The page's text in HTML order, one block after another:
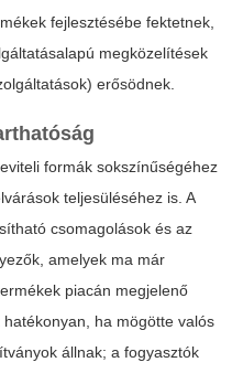
fejlesztésébe fektetnek,
megközelítések
erősödnek.
formák sokszínűségéhez
teljesüléséhez is. A
csomagolások és az
amelyek ma már
piacán megjelenő
hatékonyan, ha mögötte valós
állnak; a fogyasztók